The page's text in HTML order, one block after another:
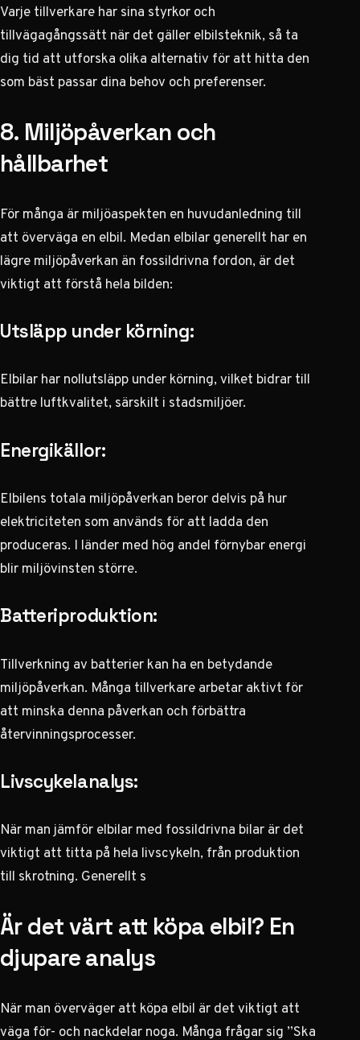
Varje tillverkare har sina styrkor och
tillvägagångssätt när det gäller elbilsteknik, så ta
dig tid att utforska olika alternativ för att hitta den
som bäst passar dina behov och preferenser.
8. Miljöpåverkan och
hållbarhet
För många är miljöaspekten en huvudanledning till
att överväga en elbil. Medan elbilar generellt har en
lägre miljöpåverkan än fossildrivna fordon, är det
viktigt att förstå hela bilden:
Utsläpp under körning:
Elbilar har nollutsläpp under körning, vilket bidrar till
bättre luftkvalitet, särskilt i stadsmiljöer.
Energikällor:
Elbilens totala miljöpåverkan beror delvis på hur
elektriciteten som används för att ladda den
produceras. I länder med hög andel förnybar energi
blir miljövinsten större.
Batteriproduktion:
Tillverkning av batterier kan ha en betydande
miljöpåverkan. Många tillverkare arbetar aktivt för
att minska denna påverkan och förbättra
återvinningsprocesser.
Livscykelanalys:
När man jämför elbilar med fossildrivna bilar är det
viktigt att titta på hela livscykeln, från produktion
till skrotning. Generellt s
Är det värt att köpa elbil? En
djupare analys
När man överväger att köpa elbil är det viktigt att
väga för- och nackdelar noga. Många frågar sig ”Ska